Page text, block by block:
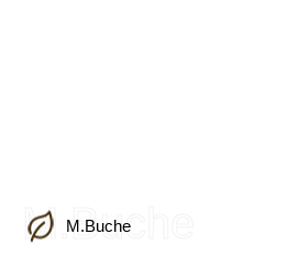
M.Buche
M.Buche